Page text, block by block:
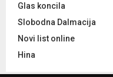
Glas koncila
Slobodna Dalmacija
Novi list online
Hina